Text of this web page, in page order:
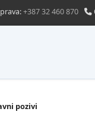
+387 32 460 870
pozivi